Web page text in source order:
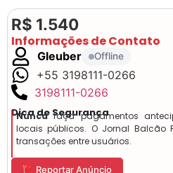
R$ 1.540
Informações de Contato
Gleuber Offline
+55 3198111-0266
3198111-0266
Dica de Segurança
Nuncafaça pagamentos
locais públicos. O Jornal Balcão
transações entre usuários.
🚩 Reportar Anúncio